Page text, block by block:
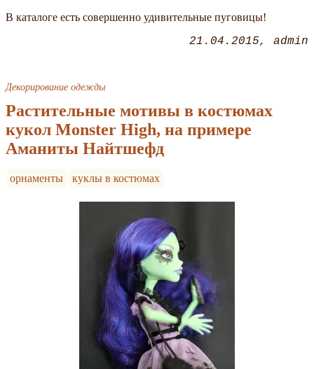
В каталоге есть совершенно удивительные пуговицы!
21.04.2015 admin
Декорирование одежды
Растительные мотивы в костюмах
кукол Monster High, на примере
Аманиты Найтшефд
орнаменты куклы в костюмах